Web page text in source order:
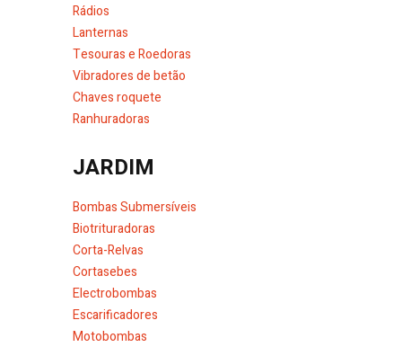
Rádios
Lanternas
Tesouras e Roedoras
Vibradores de betão
Chaves roquete
Ranhuradoras
JARDIM
Bombas Submersíveis
Biotrituradoras
Corta-Relvas
Cortasebes
Electrobombas
Escarificadores
Motobombas